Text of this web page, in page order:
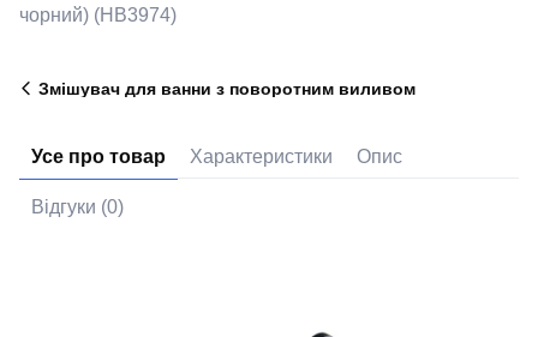
чорний) (HB3974)
Змішувач для ванни з поворотним виливом
Усе про товар Характеристики Опис
Відгуки (0)